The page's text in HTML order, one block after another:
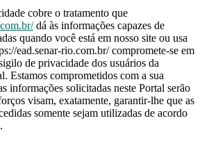
cobre o tratamento que
​ dá às informações capazes de
quando você está em nosso site ou usa
ead.senar-rio.com.br/ compromete-se em
de privacidade dos usuários da
Estamos comprometidos com a sua
informações solicitadas neste Portal serão
visam, exatamente, garantir-lhe que as
somente sejam utilizadas de acordo